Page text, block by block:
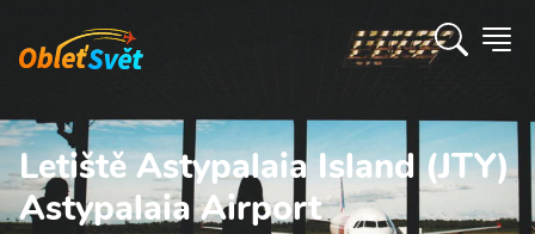
Letiště Astypalaia Island (JTY)
Astypalaia Airport